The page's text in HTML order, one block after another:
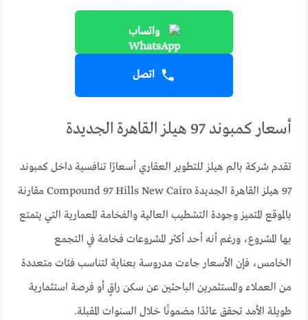
واتساب
اتصل
أسعار كمبوند 97 هيلز القاهرة الجديدة
تقدم شركة بالم هيلز للتطوير العقاري أسعارًا تنافسية داخل كمبوند
97 هيلز القاهرة الجديدة Compound 97 Hills New Cairo مقارنة
بالموقع المتميز وجودة التشطيب العالية والفخامة المعمارية التي يتمتع
بها المشروع، ورغم أنه أحد أكثر المشروعات فخامة في التجمع
الخامس، فإن الأسعار جاءت مدروسة بعناية لتناسب فئات متعددة
من العملاء والمستثمرين الباحثين عن سكن راقٍ أو فرصة استثمارية
طويلة الأمد تحقق عائدًا مضمونًا خلال السنوات المقبلة.